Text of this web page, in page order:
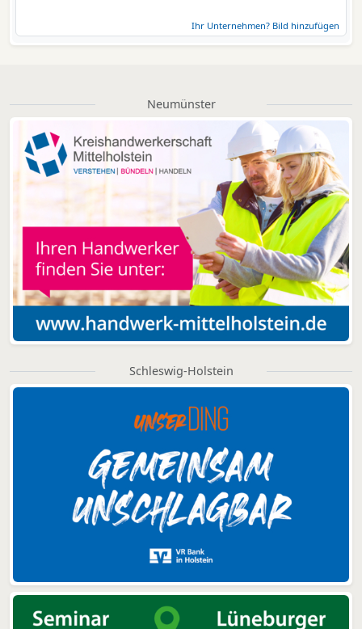
Ihr Unternehmen? Bild hinzufügen
Neumünster
Schleswig-Holstein